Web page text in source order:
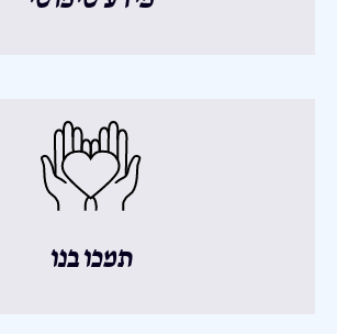
תמכו בנו